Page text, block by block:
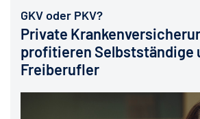
GKV oder PKV?
Private
profitieren Selbstständige
Freiberufler